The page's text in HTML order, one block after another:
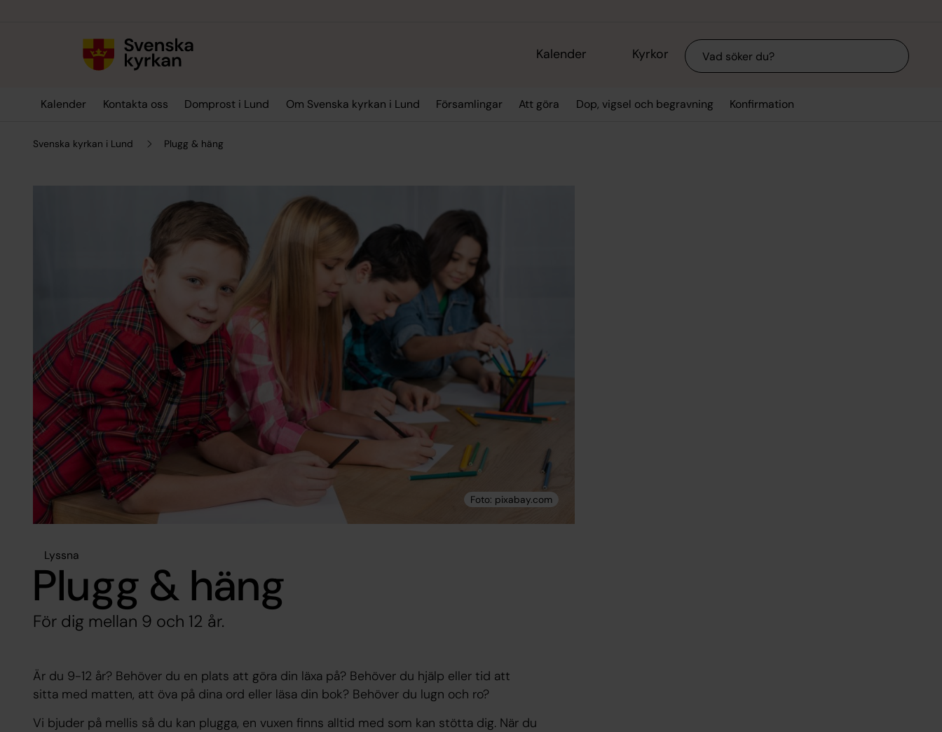
Kalender Kyrkor Sök
Kalender Kontakta oss Domprost i Lund Om Svenska kyrkan i Lund Församlingar Att göra Dop, vigsel och begravning Konfirmation
Svenska kyrkan i Lund Plugg & häng
Lyssna
Plugg & häng
För dig mellan 9 och 12 år.
Är du 9-12 år? Behöver du en plats att göra din läxa på? Behöver du hjälp eller tid att
sitta med matten, att öva på dina ord eller läsa din bok? Behöver du lugn och ro?
Vi bjuder på mellis så du kan plugga, en vuxen finns alltid med som kan stötta dig. När du